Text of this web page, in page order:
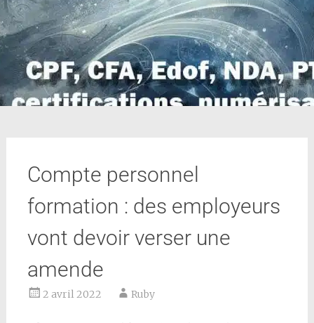
Compte personnel
formation : des employeurs
vont devoir verser une
amende
2 avril 2022 Ruby